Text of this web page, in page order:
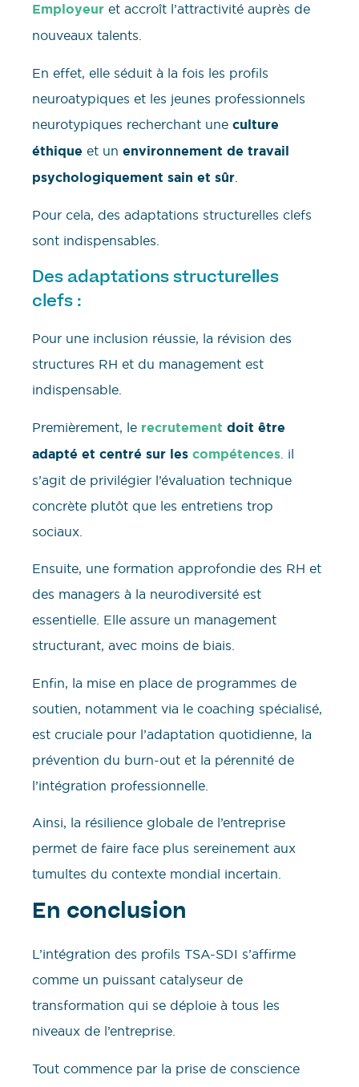
Employeur et accroît l’attractivité auprès de
nouveaux talents.
En effet, elle séduit à la fois les profils
neuroatypiques et les jeunes professionnels
neurotypiques recherchant une culture
éthique et un environnement de travail
psychologiquement sain et sûr
Pour cela, des adaptations structurelles clefs
sont indispensables.
Des adaptations structurelles
clefs :
Pour une inclusion réussie, la révision des
structures RH et du management est
indispensable.
Premièrement, le recrutement doit être
adapté et centré sur les compétences . il
s’agit de privilégier l’évaluation technique
concrète plutôt que les entretiens trop
sociaux.
Ensuite, une formation approfondie des RH et
des managers à la neurodiversité est
essentielle. Elle assure un management
structurant, avec moins de biais.
Enfin, la mise en place de programmes de
soutien, notamment via le coaching spécialisé,
est cruciale pour l’adaptation quotidienne, la
prévention du burn-out et la pérennité de
l’intégration professionnelle.
Ainsi, la résilience globale de l’entreprise
permet de faire face plus sereinement aux
tumultes du contexte mondial incertain.
En conclusion
L’intégration des profils TSA-SDI s’affirme
comme un puissant catalyseur de
transformation qui se déploie à tous les
niveaux de l’entreprise.
Tout commence par la prise de conscience